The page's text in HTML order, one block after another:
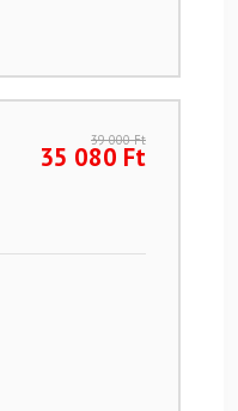
39 000Ft
35 080 Ft